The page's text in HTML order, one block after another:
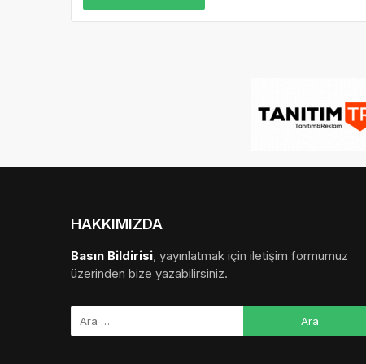
HAKKIMIZDA
Basın Bildirisi, yayınlatmak için iletişim formumuz
üzerinden bize yazabilirsiniz.